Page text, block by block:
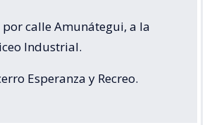
calle Amunátegui, a la
Industrial.
Esperanza y Recreo.